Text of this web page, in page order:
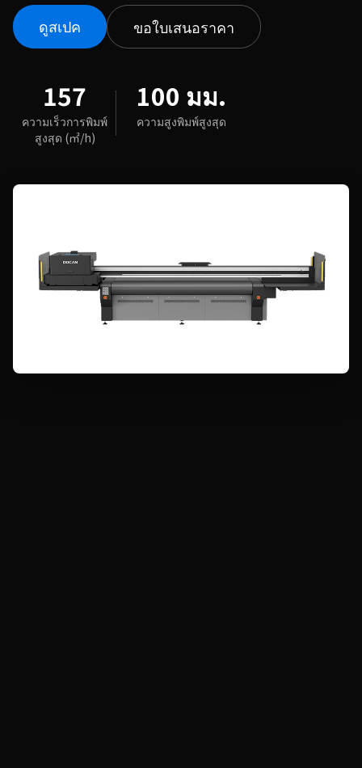
ดูสเปค ขอใบเสนอราคา
157
ความเร็วการพิมพ์
สูงสุด (㎡/h)
100 มม.
ความสูงพิมพ์สูงสุด